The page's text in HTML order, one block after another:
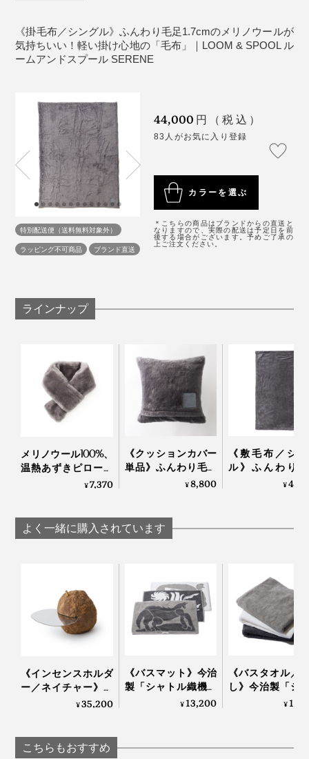
1色で描いたようには見えない、味わい深いグレーは、
毛足の長いウールにプリント・蒸し加工することで、穏
やかな陰影が生まれています。
プロカメラマンやカメラ好きにはよく知られています
この明るさを確認するためのカード、「標準反射板」の
色こそグレーなのです。
使い始めた日やプレゼントされた日を書けるネームタグつき。毛布の端は、編み
立てたままなので、メリノウールの柔らかさをめいっぱい味わえる（端は、染め
残しや、白地が混じったりする場合があります）
さすがは130年の歴史がある“毛布のまち”、大阪・泉大
津製。
人たちがつくっています。
肌触りといい、軽さといい、自然のやさしさを感じる寝
心地です。
秋から冬と、春先は、この毛布1枚で。いちばん寒い真
冬は、羽毛布団など掛布団の上に毛布をのせて。
自然のやさしさ、暖かさに包まれて、いつでも、心地よ
く眠れます。
日本ならではの寝具だなんて、おもしろいですね。
そのせいか、毛布は長らく、海外に溢れるベッドカバー
った存在。
だから、現代のインテリアに合う毛布をつくりたかっ
た、と廣瀬さんは話します。
たしかに、この毛布だけで、「寝室の雰囲気が上がる」
「起きたばかりの無造作のままできれい」を実感。
もし、羽毛布団に加えて、好きなベッドカバーも選んだ
としたら、だいたい5万円以上はかかることを考える
います。
い“癒しグレー”に包まれて、心地よい眠りを味わってく
ださい。
向によっては芯地のポリエステルが見えることがあ
ります。
洗濯後、表面の風合いが変化することもあります
《商品仕様》
サイズ：（約）幅150×長さ200cm（シングルサイ
ズ）
重さ：約2kg
素材：パイル部分（起毛部分）／ウール100％、地糸
（基布部分）／ポリエステル100％
製造国：日本
《掛毛布／シングル》ふんわり毛足1.7cmのメリノウールが
気持ちいい！軽い掛け心地の「毛布」｜LOOM & SPOOL ル
ームアンドスプール SERENE
特別配送便（送料無料対象外）
ラッピング不可商品
ブランド直送
44,000 円（税込）
83人がお気に入り登録
カラーを選ぶ
＊こちらの商品はブランドからの直送と
なりますので、実際の配送は予定日を前
後する場合がございます。予めご了承の
上ご注文ください。
ラインナップ
メリノウール100%、
温熱あずきピロー付
き「ボアマフラー」
¥7,370
《クッションカバー
単品》ふんわり毛足
2cmのメリノウール
ションカバー」｜
LOOM & SPOOL ル
¥8,800
《敷毛布／シ
ル》ふんわり
1.7cmのメリノ
¥
よく一緒に購入されています
《インセンスホルダ
ー／ネイチャー》鞍
馬石を使った、アー
¥35,200
《バスマット》今治
製「シャトル織機」
でゆっくり織った、
¥13,200
《バスタオル／
し》今治製「シ
ル織機」でゆっ
¥
こちらもおすすめ